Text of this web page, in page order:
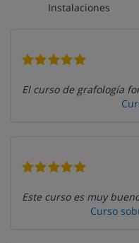
Instalaciones
El curso de grafología
Este curso es muy
Curso